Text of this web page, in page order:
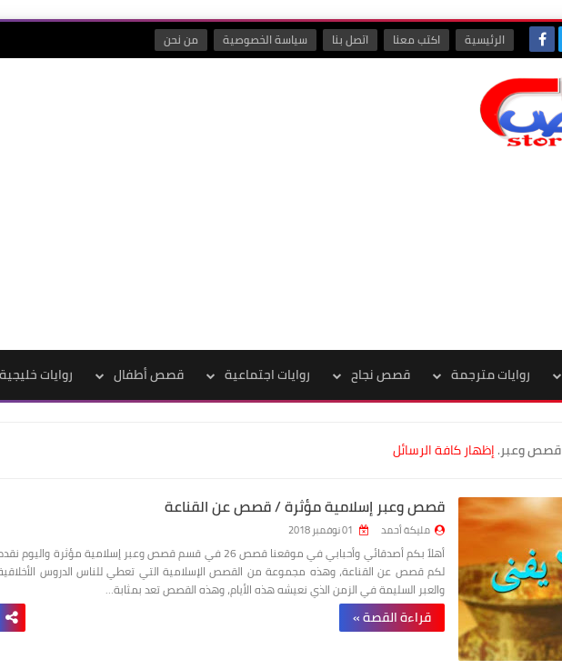
الرئيسية اكتب معنا اتصل بنا سياسة الخصوصية من نحن
روايات مترجمة قصص نجاح روايات اجتماعية قصص أطفال روايات خليجية
قصص وعبر.إظهار كافة الرسائل
قصص وعبر إسلامية مؤثرة / قصص عن القناعة
مليكة أحمد
أهلاً بكم أصدقائي وأحبابي في موقعنا قصص 26 في قسم قصص وعبر إسلامية مؤثرة واليوم
لكم قصص عن القناعة، وهذه مجموعة من القصص الإسلامية التي تعطي للناس الدروس
والعبر السليمة في الزمن الذي نعيشه هذه الأيام، وهذه القصص تعد بمثابة…
قراءة القصة »